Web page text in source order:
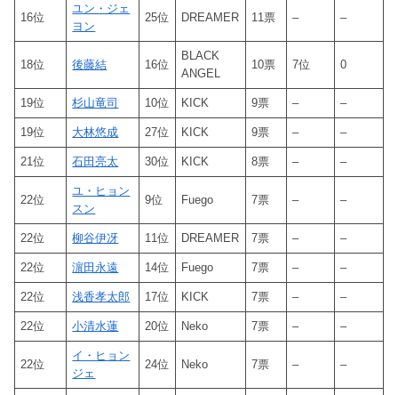
16位
ユン・ジェ
ヨン
25位 DREAMER 11票 – –
18位 後藤結 16位
BLACK
ANGEL
10票 7位 0
19位 杉山竜司 10位 KICK 9票 – –
19位 大林悠成 27位 KICK 9票 – –
21位 石田亮太 30位 KICK 8票 – –
22位
ユ・ヒョン
スン
9位 Fuego 7票 – –
22位 柳谷伊冴 11位 DREAMER 7票 – –
22位 濵田永遠 14位 Fuego 7票 – –
22位 浅香孝太郎 17位 KICK 7票 – –
22位 小清水蓮 20位 Neko 7票 – –
22位
イ・ヒョン
ジェ
24位 Neko 7票 – –